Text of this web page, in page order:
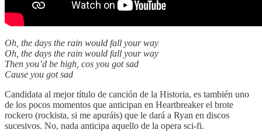
Oh, the days the rain would fall your way
Oh, the days the rain would fall your way
Then you’d be high, cos you got sad
Cause you got sad
Candidata al mejor título de canción de la Historia, es también uno
de los pocos momentos que anticipan en Heartbreaker el brote
rockero (rockista, si me apuráis) que le dará a Ryan en discos
sucesivos. No, nada anticipa aquello de la opera sci-fi.